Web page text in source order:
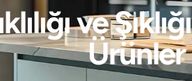
ve
Ürünler